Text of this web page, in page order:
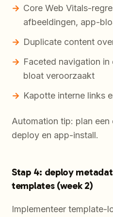
Core Web Vitals-
afbeeldingen, app-
Duplicate content
Faceted navigation
bloat veroorzaakt
Kapotte interne links
Automation tip: plan
deploy en app-install.
Stap 4: deploy
templates (week 2)
Implementeer template-